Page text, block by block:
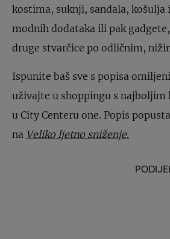
kostima, suknji, sandala, košulja
modnih dodataka ili pak
druge stvarčice po odličnim,
Ispunite baš sve s popisa
uživajte u shoppingu s
u City Centeru one. Popis
na Veliko ljetno sniženje.